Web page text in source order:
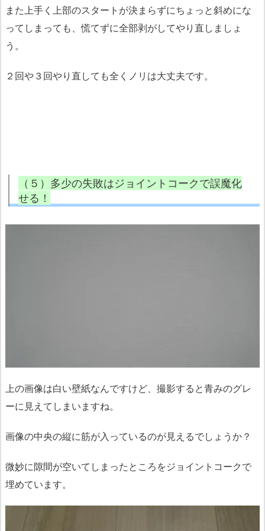
また上手く上部のスタートが決まらずにちょっと斜めにな
ってしまっても、慌てずに全部剥がしてやり直しましょ
う。
２回や３回やり直しても全くノリは大丈夫です。
（５）多少の失敗はジョイントコークで誤魔化
せる！
上の画像は白い壁紙なんですけど、撮影すると青みのグレ
ーに見えてしまいますね。
画像の中央の縦に筋が入っているのが見えるでしょうか？
微妙に隙間が空いてしまったところをジョイントコークで
埋めています。